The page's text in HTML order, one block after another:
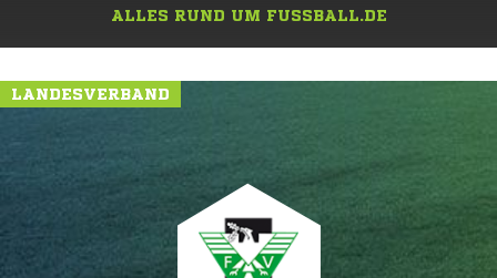
ALLES RUND UM FUSSBALL.DE
LANDESVERBAND